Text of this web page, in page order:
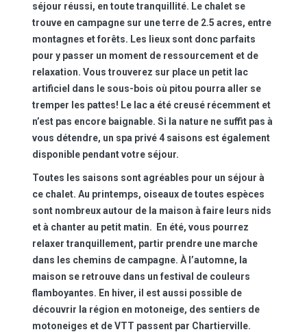
séjour réussi, en toute tranquillité. Le chalet se
trouve en campagne sur une terre de 2.5 acres, entre
montagnes et forêts. Les lieux sont donc parfaits
pour y passer un moment de ressourcement et de
relaxation. Vous trouverez sur place un petit lac
artificiel dans le sous-bois où pitou pourra aller se
tremper les pattes! Le lac a été creusé récemment et
n’est pas encore baignable. Si la nature ne suffit pas à
vous détendre, un spa privé 4 saisons est également
disponible pendant votre séjour.
Toutes les saisons sont agréables pour un séjour à
ce chalet. Au printemps, oiseaux de toutes espèces
sont nombreux autour de la maison à faire leurs nids
et à chanter au petit matin. En été, vous pourrez
relaxer tranquillement, partir prendre une marche
dans les chemins de campagne. À l’automne, la
maison se retrouve dans un festival de couleurs
flamboyantes. En hiver, il est aussi possible de
découvrir la région en motoneige, des sentiers de
motoneiges et de VTT passent par Chartierville.